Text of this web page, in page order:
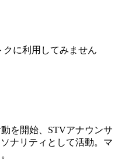
に利用してみません
を開始、STVアナウンサ
ナリティとして活動。マ